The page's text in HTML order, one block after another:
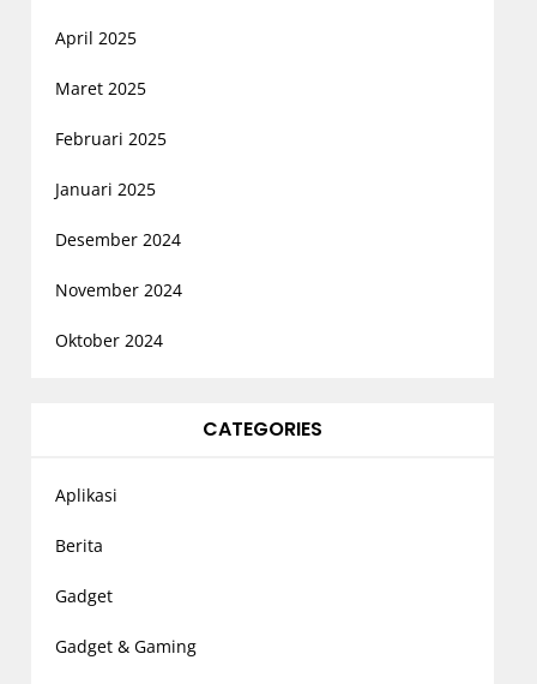
April 2025
Maret 2025
Februari 2025
Januari 2025
Desember 2024
November 2024
Oktober 2024
CATEGORIES
Aplikasi
Berita
Gadget
Gadget & Gaming